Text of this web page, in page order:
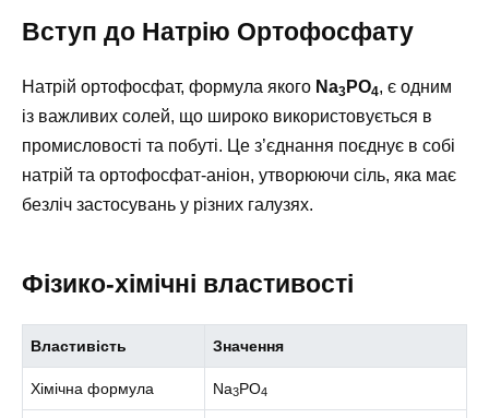
Вступ до Натрію Ортофосфату
Натрій ортофосфат, формула якого Na3 PO4, є одним
із важливих солей, що широко використовується в
промисловості та побуті. Це з’єднання поєднує в собі
натрій та ортофосфат-аніон, утворюючи сіль, яка має
безліч застосувань у різних галузях.
Фізико-хімічні властивості
Властивість Значення
Хімічна формула Na3PO4